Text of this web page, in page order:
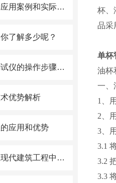
高压无线核相器的应用案例和实际效果
了解多少呢？
抗干扰介质损耗测试仪的操作步骤与注意事项
优势解析
应用和优势
双枪电缆刺扎器在现代建筑工程中的应用
杯、
品采
单杯
油杯
一、
1、
2、
3、
3.1
3.2
3.3